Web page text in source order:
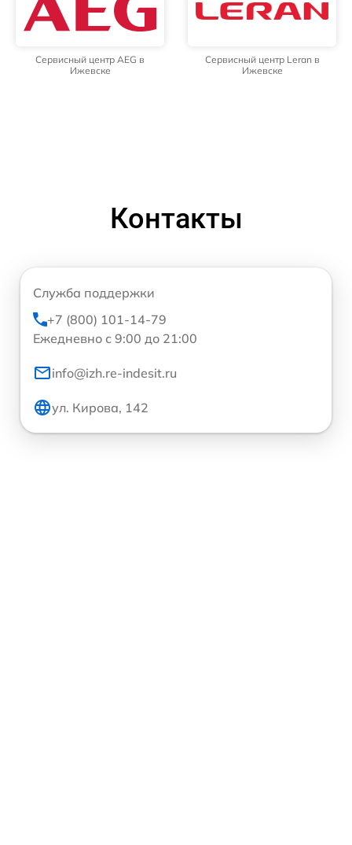
Сервисный центр AEG в
Ижевске
Сервисный центр Leran в
Ижевске
Контакты
Служба поддержки
+7 (800) 101-14-79
Ежедневно с 9:00 до 21:00
info@izh.re-indesit.ru
ул. Кирова, 142